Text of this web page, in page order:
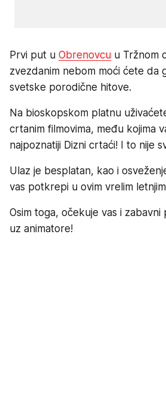
Prvi put u Obrenovcu u Tržnom
zvezdanim nebom moći ćete da
svetske porodične hitove.
Na bioskopskom platnu
crtanim filmovima, među kojima
najpoznatiji Dizni crtaći! I to nije
Ulaz je besplatan, kao i
vas potkrepi u ovim vrelim
Osim toga, očekuje vas i
uz animatore!